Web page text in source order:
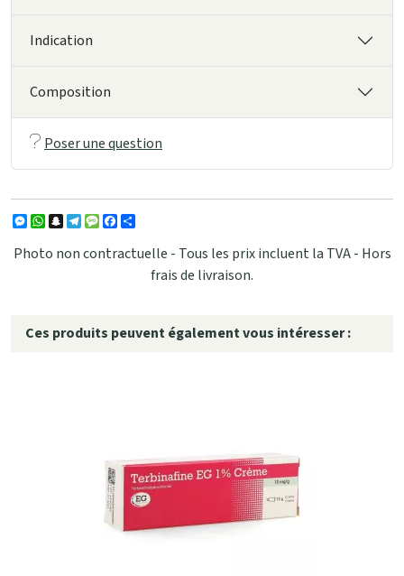
Indication
Composition
Poser une question
Messenger
WhatsApp
Snapchat
Telegram
MessageFacebook
Photo non contractuelle - Tous les prix incluent la TVA - Hors
frais de livraison.
Ces produits peuvent également vous intéresser :